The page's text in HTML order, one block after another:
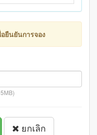
ยืนยันการจอง
ยกเลิก